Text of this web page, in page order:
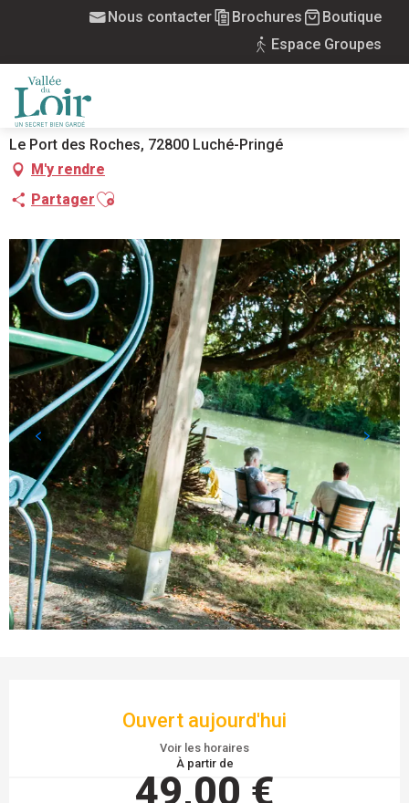
principal
Nous contacter Brochures
Boutique
Espace Groupes
Auberge du Port des Roches
AUBERGE DU PORT DES ROCHES
RESTAURANT GASTRONOMIQUE - CUISINE RAFFINÉE
Le Port des Roches, 72800 Luché-Pringé
M'y rendre
PartagerAjouter aux favoris
Ouvert aujourd'hui
Voir les horaires
À partir de
49,00 €